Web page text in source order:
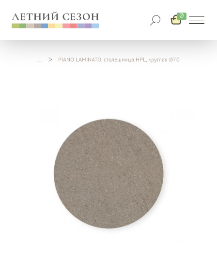
0
PIANO LAMINATO, столешница HPL, круглая Ø70